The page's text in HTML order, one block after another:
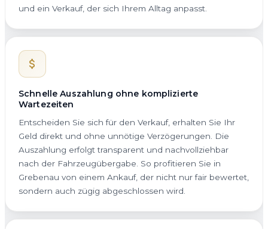
und ein Verkauf, der sich Ihrem Alltag anpasst.
Schnelle Auszahlung ohne komplizierte
Wartezeiten
Entscheiden Sie sich für den Verkauf, erhalten Sie Ihr
Geld direkt und ohne unnötige Verzögerungen. Die
Auszahlung erfolgt transparent und nachvollziehbar
nach der Fahrzeugübergabe. So profitieren Sie in
Grebenau von einem Ankauf, der nicht nur fair bewertet,
sondern auch zügig abgeschlossen wird.